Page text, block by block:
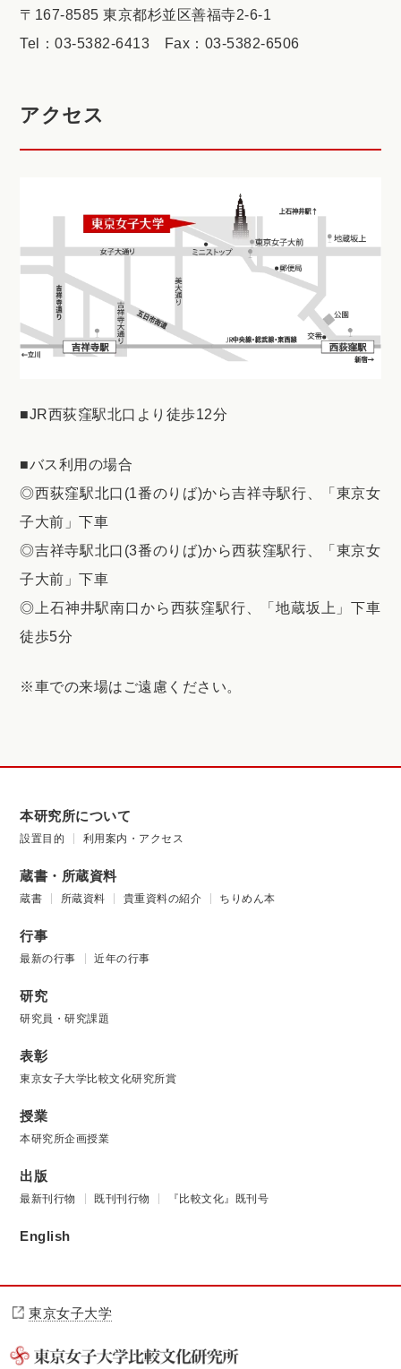
〒167-8585 東京都杉並区善福寺2-6-1
Tel：03-5382-6413 Fax：03-5382-6506
アクセス
■JR西荻窪駅北口より徒歩12分
■バス利用の場合
◎西荻窪駅北口(1番のりば)から吉祥寺駅行、「東京女
子大前」下車
◎吉祥寺駅北口(3番のりば)から西荻窪駅行、「東京女
子大前」下車
◎上石神井駅南口から西荻窪駅行、「地蔵坂上」下車
徒歩5分
※車での来場はご遠慮ください。
本研究所について
設置目的 利用案内・アクセス
蔵書・所蔵資料
蔵書 所蔵資料 貴重資料の紹介 ちりめん本
行事
最新の行事 近年の行事
研究
研究員・研究課題
表彰
東京女子大学比較文化研究所賞
授業
本研究所企画授業
出版
最新刊行物 既刊刊行物 『比較文化』既刊号
English
東京女子大学